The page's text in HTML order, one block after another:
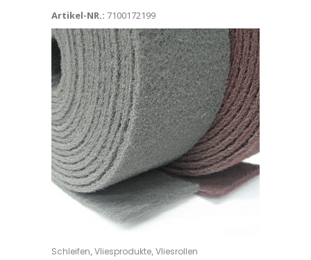
Artikel-NR.: 7100172199
OPTIONS
Schleifen,Vliesprodukte,Vliesrollen